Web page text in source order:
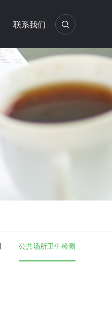
联系我们
公共场所卫生检测